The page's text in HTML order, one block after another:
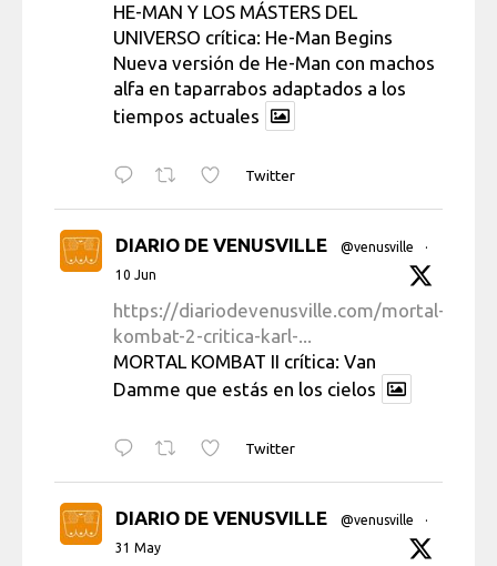
HE-MAN Y LOS MÁSTERS DEL
UNIVERSO crítica: He-Man Begins
Nueva versión de He-Man con machos
alfa en taparrabos adaptados a los
tiempos actuales
Twitter
DIARIO DE VENUSVILLE @venusville
·
10 Jun
https://diariodevenusville.com/mortal-
kombat-2-critica-karl-...
MORTAL KOMBAT II crítica: Van
Damme que estás en los cielos
Twitter
DIARIO DE VENUSVILLE @venusville
·
31 May